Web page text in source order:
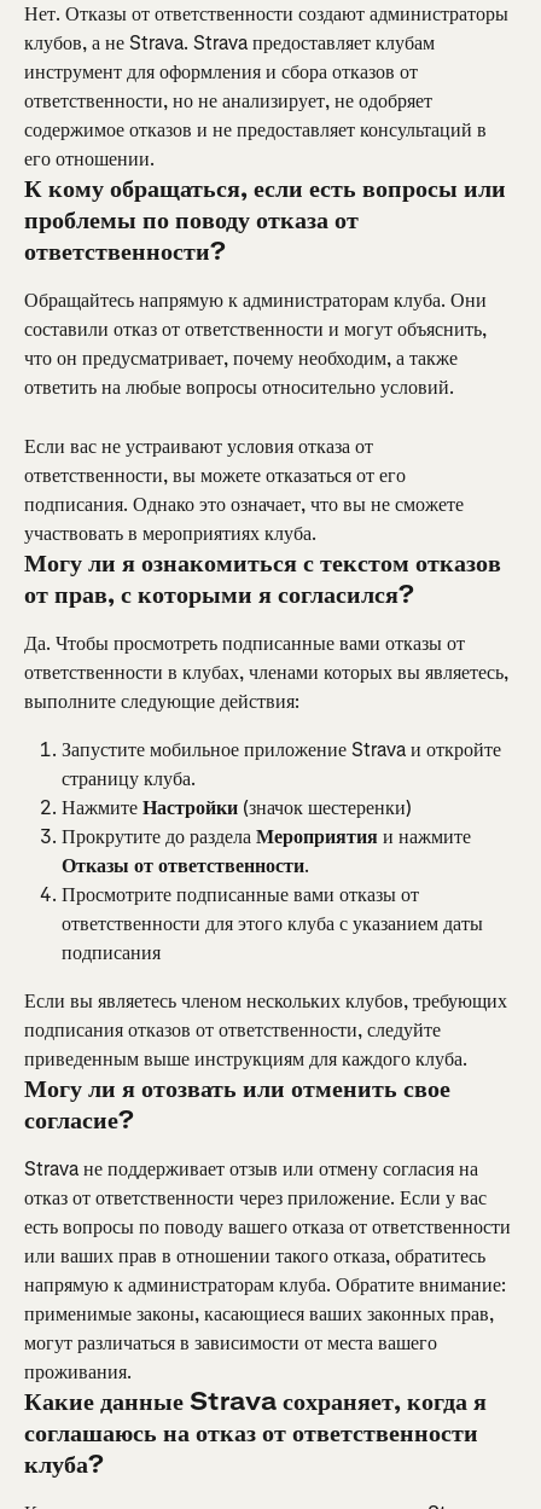
Нет. Отказы от ответственности создают администраторы
клубов, а не Strava. Strava предоставляет клубам
инструмент для оформления и сбора отказов от
ответственности, но не анализирует, не одобряет
содержимое отказов и не предоставляет консультаций в
его отношении.
К кому обращаться, если есть вопросы или
проблемы по поводу отказа от
ответственности?
Обращайтесь напрямую к администраторам клуба. Они
составили отказ от ответственности и могут объяснить,
что он предусматривает, почему необходим, а также
ответить на любые вопросы относительно условий.
Если вас не устраивают условия отказа от
ответственности, вы можете отказаться от его
подписания. Однако это означает, что вы не сможете
участвовать в мероприятиях клуба.
Могу ли я ознакомиться с текстом отказов
от прав, с которыми я согласился?
Да. Чтобы просмотреть подписанные вами отказы от
ответственности в клубах, членами которых вы являетесь,
выполните следующие действия:
Запустите мобильное приложение Strava и откройте
страницу клуба.
Нажмите Настройки (значок шестеренки)
Прокрутите до раздела Мероприятия и нажмите
Отказы от ответственности.
Просмотрите подписанные вами отказы от
ответственности для этого клуба с указанием даты
подписания
Если вы являетесь членом нескольких клубов, требующих
подписания отказов от ответственности, следуйте
приведенным выше инструкциям для каждого клуба.
Могу ли я отозвать или отменить свое
согласие?
Strava не поддерживает отзыв или отмену согласия на
отказ от ответственности через приложение. Если у вас
есть вопросы по поводу вашего отказа от ответственности
или ваших прав в отношении такого отказа, обратитесь
напрямую к администраторам клуба. Обратите внимание:
применимые законы, касающиеся ваших законных прав,
могут различаться в зависимости от места вашего
проживания.
Какие данные Strava сохраняет, когда я
соглашаюсь на отказ от ответственности
клуба?